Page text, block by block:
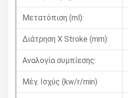
Μετατόπιση (ml):
Διάτρηση X Stroke (mm):
Αναλογία συμπίεσης:
Μέγ. Ισχύς (kw/r/min)